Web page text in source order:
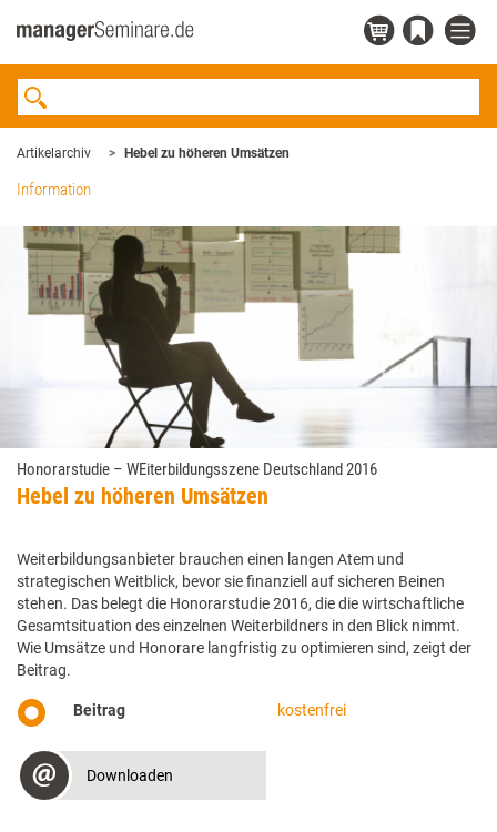
Artikelarchiv Hebel zu höheren Umsätzen
Information
Honorarstudie – WEiterbildungsszene Deutschland 2016
Hebel zu höheren Umsätzen
Weiterbildungsanbieter brauchen einen langen Atem und
strategischen Weitblick, bevor sie finanziell auf sicheren Beinen
stehen. Das belegt die Honorarstudie 2016, die die wirtschaftliche
Gesamtsituation des einzelnen Weiterbildners in den Blick nimmt.
Wie Umsätze und Honorare lang­fristig zu optimieren sind, zeigt der
Beitrag.
Beitrag kostenfrei
Downloaden